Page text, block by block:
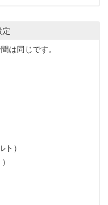
定
は同じです。
ト）